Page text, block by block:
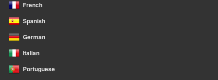
French
Spanish
German
Italian
Portuguese